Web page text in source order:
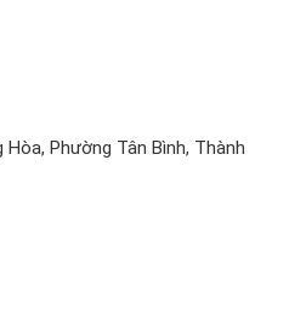
Phường Tân Bình, Thành